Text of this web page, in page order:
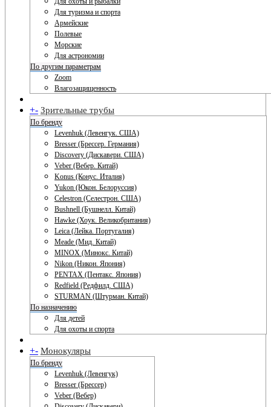
Для туризма и спорта
Армейские
Полевые
Морские
Для астрономии
По другим параметрам
Zoom
Влагозащищенность
+- Зрительные трубы
По бренду
Levenhuk (Левенгук. США)
Bresser (Брессер. Германия)
Discovery (Дискавери. США)
Veber (Вебер. Китай)
Konus (Конус. Италия)
Yukon (Юкон. Белоруссия)
Celestron (Селестрон. США)
Bushnell (Бушнелл. Китай)
Hawke (Хоук. Великобритания)
Leica (Лейка. Португалия)
Meade (Мид. Китай)
MINOX (Минокс. Китай)
Nikon (Никон. Япония)
PENTAX (Пентакс. Япония)
Redfield (Редфилд. США)
STURMAN (Штурман. Китай)
По назначению
Для детей
Для охоты и спорта
+- Монокуляры
По бренду
Levenhuk (Левенгук)
Bresser (Брессер)
Veber (Вебер)